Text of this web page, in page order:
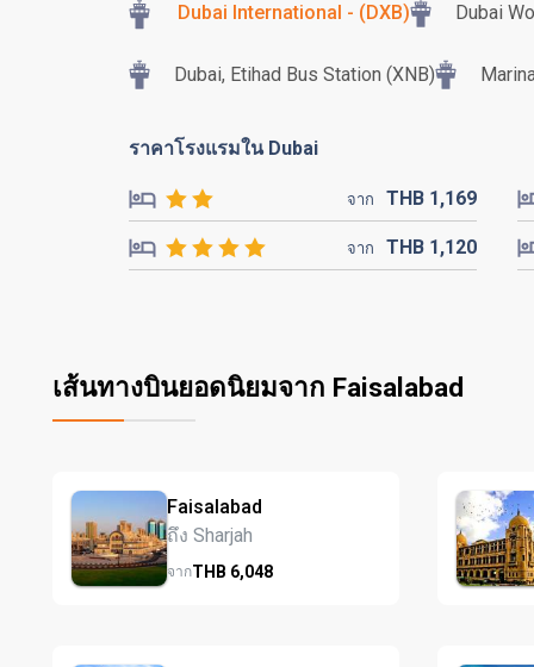
Dubai International - (DXB) Dubai
Dubai, Etihad Bus Station (XNB)
ราคาโรงแรมใน Dubai
จาก THB 1,169
จาก THB 1,120
เส้นทางบินยอดนิยมจาก Faisalabad
Faisalabad
ถึง Sharjah
จากTHB 6,048